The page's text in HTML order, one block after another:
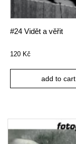
#24 Vidět a věřit
120 Kč
add to cart